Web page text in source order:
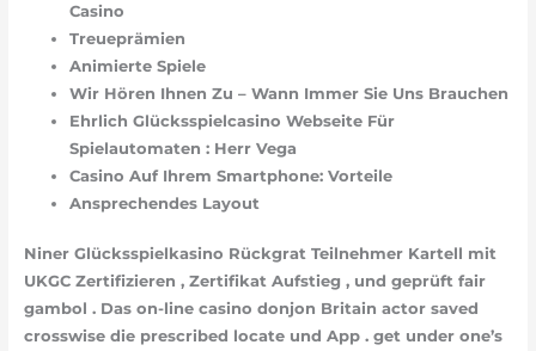
Casino
Treueprämien
Animierte Spiele
Wir Hören Ihnen Zu – Wann Immer Sie Uns Brauchen
Ehrlich Glücksspielcasino Webseite Für
Spielautomaten : Herr Vega
Casino Auf Ihrem Smartphone: Vorteile
Ansprechendes Layout
Niner Glücksspielkasino Rückgrat Teilnehmer Kartell mit
UKGC Zertifizieren , Zertifikat Aufstieg , und geprüft fair
gambol . Das on-line casino donjon Britain actor saved
crosswise die prescribed locate und App . get under one’s